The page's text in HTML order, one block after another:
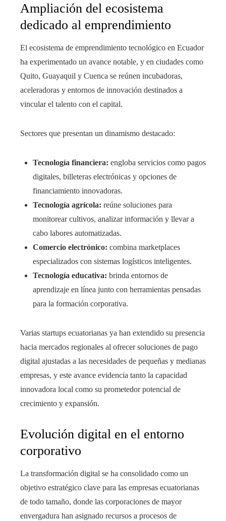
Ampliación del ecosistema
dedicado al emprendimiento
El ecosistema de emprendimiento tecnológico en Ecuador
ha experimentado un avance notable, y en ciudades como
Quito, Guayaquil y Cuenca se reúnen incubadoras,
aceleradoras y entornos de innovación destinados a
vincular el talento con el capital.
Sectores que presentan un dinamismo destacado:
Tecnología financiera: engloba servicios como pagos
digitales, billeteras electrónicas y opciones de
financiamiento innovadoras.
Tecnología agrícola: reúne soluciones para
monitorear cultivos, analizar información y llevar a
cabo labores automatizadas.
Comercio electrónico: combina marketplaces
especializados con sistemas logísticos inteligentes.
Tecnología educativa: brinda entornos de
aprendizaje en línea junto con herramientas pensadas
para la formación corporativa.
Varias startups ecuatorianas ya han extendido su presencia
hacia mercados regionales al ofrecer soluciones de pago
digital ajustadas a las necesidades de pequeñas y medianas
empresas, y este avance evidencia tanto la capacidad
innovadora local como su prometedor potencial de
crecimiento y expansión.
Evolución digital en el entorno
corporativo
La transformación digital se ha consolidado como un
objetivo estratégico clave para las empresas ecuatorianas
de todo tamaño, donde las corporaciones de mayor
envergadura han asignado recursos a procesos de